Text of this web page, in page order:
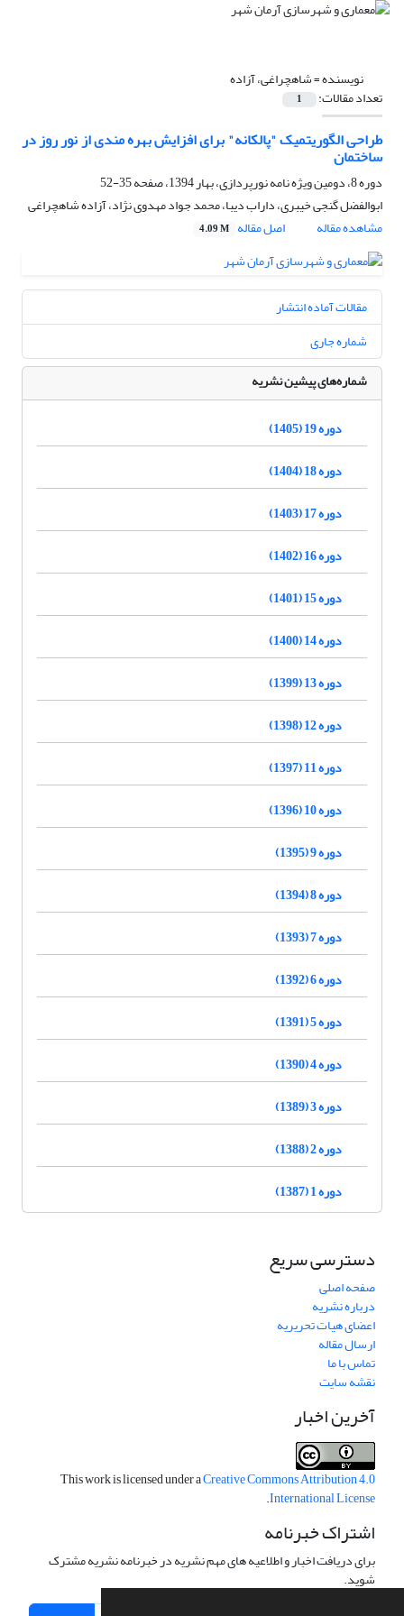
نویسنده =شاهچراغی، آزاده
تعداد مقالات: 1
طراحی الگوریتمیک "پالکانه" برای افزایش بهره مندی از نور روز در
ساختمان
دوره 8، دومین ویژه نامه نورپردازی، بهار 1394، صفحه
35-52
ابوالفضل گنجی خیبری، داراب دیبا، محمد جواد مهدوی نژاد، آزاده شاهچراغی
مشاهده مقاله
اصل مقاله 4.09 M
مقالات آماده انتشار
شماره جاری
شماره‌های پیشین نشریه
دوره 19 (1405)
دوره 18 (1404)
دوره 17 (1403)
دوره 16 (1402)
دوره 15 (1401)
دوره 14 (1400)
دوره 13 (1399)
دوره 12 (1398)
دوره 11 (1397)
دوره 10 (1396)
دوره 9 (1395)
دوره 8 (1394)
دوره 7 (1393)
دوره 6 (1392)
دوره 5 (1391)
دوره 4 (1390)
دوره 3 (1389)
دوره 2 (1388)
دوره 1 (1387)
دسترسی سریع
صفحه اصلی
درباره نشریه
اعضای هیات تحریریه
ارسال مقاله
تماس با ما
نقشه سایت
آخرین اخبار
This work is licensed under aCreative Commons Attribution 4.0
International License
.
اشتراک خبرنامه
برای دریافت اخبار و اطلاعیه های مهم نشریه در خبرنامه نشریه مشترک
شوید.